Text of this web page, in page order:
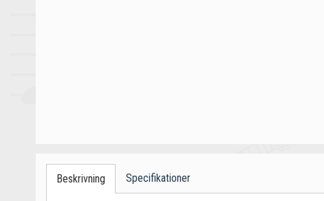
Beskrivning Specifikationer